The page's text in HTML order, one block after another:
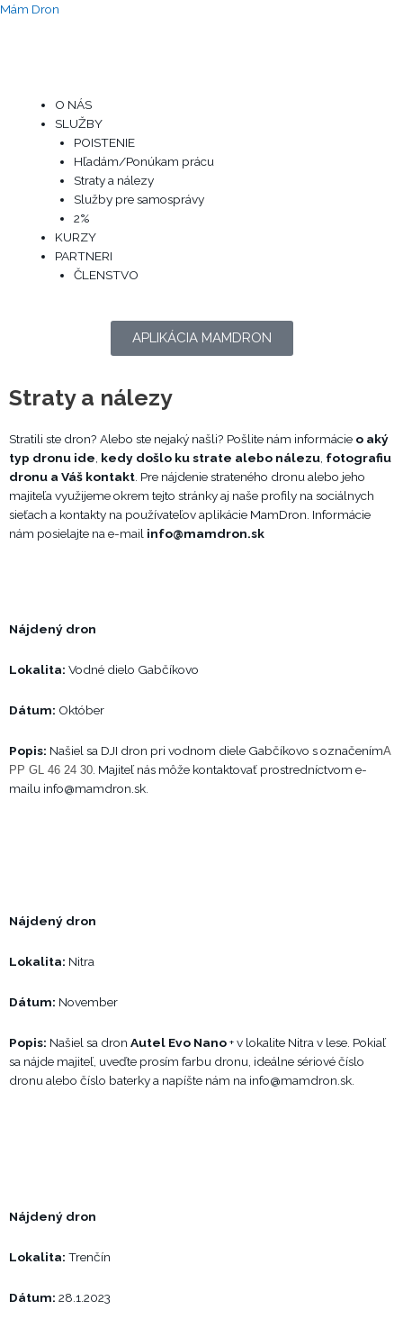
Preskočiť
Mám Dron
Menu
O NÁS
SLUŽBY
POISTENIE
Hľadám/Ponúkam prácu
Straty a nálezy
Služby pre samosprávy
2%
KURZY
PARTNERI
ČLENSTVO
APLIKÁCIA MAMDRON
Straty a nálezy
Stratili ste dron? Alebo ste nejaký našli? Pošlite nám informácie o aký
typ dronu ide, kedy došlo ku strate alebo nálezu, fotografiu
dronu a Váš kontakt. Pre nájdenie strateného dronu alebo jeho
majiteľa využijeme okrem tejto stránky aj naše profily na sociálnych
sieťach a kontakty na používateľov aplikácie MamDron. Informácie
nám posielajte na e-mail info@mamdron.sk
Nájdený dron
Lokalita: Vodné dielo Gabčíkovo
Dátum: Október
Popis: Našiel sa DJI dron pri vodnom diele Gabčíkovo s označenímA
PP GL 46 24 30. Majiteľ nás môže kontaktovať prostredníctvom e-
mailu info@mamdron.sk.
Nájdený dron
Lokalita: Nitra
Dátum: November
Popis: Našiel sa dron Autel Evo Nano+ v lokalite Nitra v lese. Pokiaľ
sa nájde majiteľ, uveďte prosím farbu dronu, ideálne sériové číslo
dronu alebo číslo baterky a napíšte nám na info@mamdron.sk
Nájdený dron
Lokalita: Trenčín
Dátum: 28.1.2023